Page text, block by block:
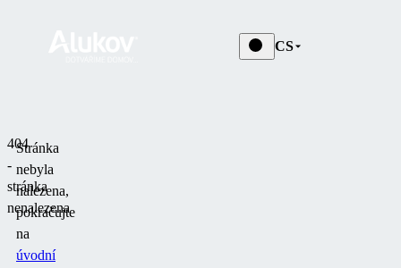
CS
404
-
stránka
nenalezena
Stránka
nebyla
nalezena,
pokračujte
na
úvodní